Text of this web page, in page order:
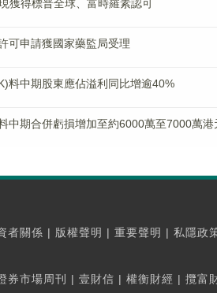
獲得標普全球、富時羅素認可
可申請獲國家藥監局受理
料中期股東應佔溢利同比增逾40%
中期合併虧損增加至約6000萬至7000萬港
者關係 | 版權聲明 | 重要聲明 | 私隱政
券市場周刊 | 壹財信 | 權衡財經 | 攬富